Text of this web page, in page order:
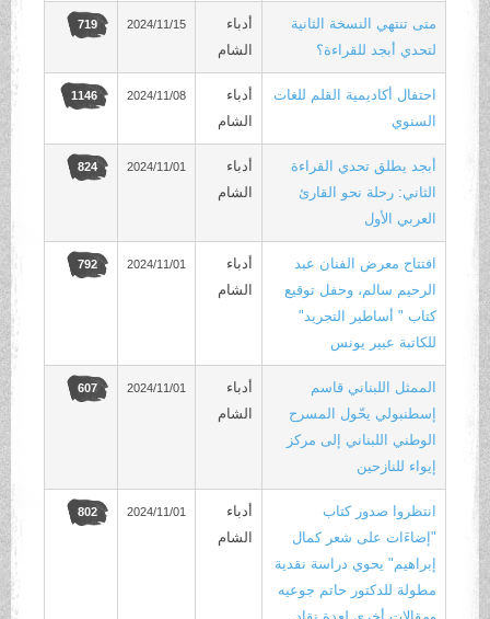
متى تنتهي النسخة الثانية
لتحدي أبجد للقراءة؟
أدباء
الشام
2024/11/15
719
احتفال أكاديمية القلم للغات
السنوي
أدباء
الشام
2024/11/08
1146
أبجد يطلق تحدي القراءة
الثاني: رحلة نحو القارئ
العربي الأول
أدباء
الشام
2024/11/01
824
افتتاح معرض الفنان عبد
الرحيم سالم، وحفل توقيع
كتاب " أساطير التجريد"
للكاتبة عبير يونس
أدباء
الشام
2024/11/01
792
الممثل اللبناني قاسم
إسطنبولي يحّول المسرح
الوطني اللبناني إلى مركز
إيواء للنازحين
أدباء
الشام
2024/11/01
607
انتظروا صدور كتاب
"إضاءَات على شعر كمال
إبراهيم" يحوي دراسة نقدية
مطولة للدكتور حاتم جوعيه
أدباء
الشام
2024/11/01
802